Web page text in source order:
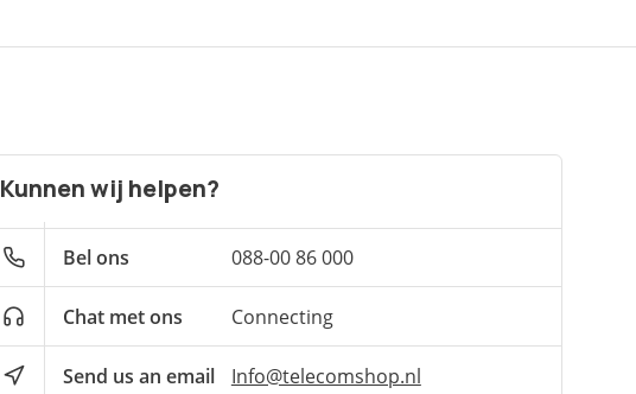
Kunnen wij helpen?
Bel ons 088-00 86 000
Chat met ons Connecting
Send us an email Info@telecomshop.nl